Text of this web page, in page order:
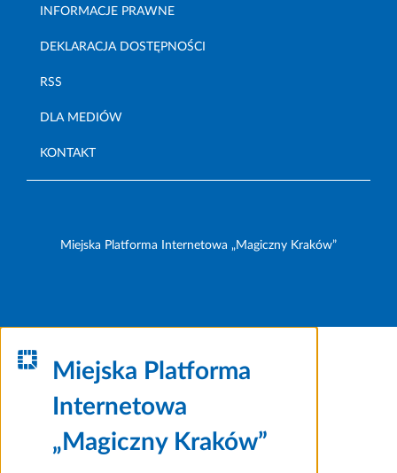
INFORMACJE PRAWNE
DEKLARACJA DOSTĘPNOŚCI
RSS
DLA MEDIÓW
KONTAKT
Miejska Platforma Internetowa „Magiczny Kraków”
Miejska Platforma
Internetowa
„Magiczny Kraków”